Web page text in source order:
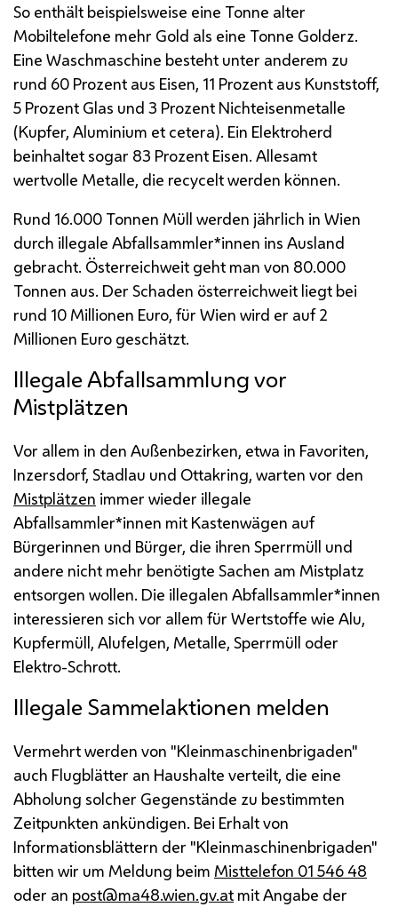
So enthält beispielsweise eine Tonne alter
Mobiltelefone mehr Gold als eine Tonne Golderz.
Eine Waschmaschine besteht unter anderem zu
rund 60 Prozent aus Eisen, 11 Prozent aus Kunststoff,
5 Prozent Glas und 3 Prozent Nichteisenmetalle
(Kupfer, Aluminium et cetera). Ein Elektroherd
beinhaltet sogar 83 Prozent Eisen. Allesamt
wertvolle Metalle, die recycelt werden können.
Rund 16.000 Tonnen Müll werden jährlich in Wien
durch illegale Abfallsammler*innen ins Ausland
gebracht. Österreichweit geht man von 80.000
Tonnen aus. Der Schaden österreichweit liegt bei
rund 10 Millionen Euro, für Wien wird er auf 2
Millionen Euro geschätzt.
Illegale Abfallsammlung vor
Mistplätzen
Vor allem in den Außenbezirken, etwa in Favoriten,
Inzersdorf, Stadlau und Ottakring, warten vor den
Mistplätzen immer wieder illegale
Abfallsammler*innen mit Kastenwägen auf
Bürgerinnen und Bürger, die ihren Sperrmüll und
andere nicht mehr benötigte Sachen am Mistplatz
entsorgen wollen. Die illegalen Abfallsammler*innen
interessieren sich vor allem für Wertstoffe wie Alu,
Kupfermüll, Alufelgen, Metalle, Sperrmüll oder
Elektro-Schrott.
Illegale Sammelaktionen melden
Vermehrt werden von "Kleinmaschinenbrigaden"
auch Flugblätter an Haushalte verteilt, die eine
Abholung solcher Gegenstände zu bestimmten
Zeitpunkten ankündigen. Bei Erhalt von
Informationsblättern der "Kleinmaschinenbrigaden"
bitten wir um Meldung beim Misttelefon 01 546 48
oder an post@ma48.wien.gv.at mit Angabe der